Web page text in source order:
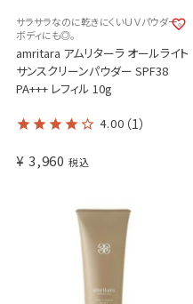
サラサラなのに乾きにくいＵＶパウダー。
ボディにも◎。
amritara アムリターラ オールライト
サンスクリーンパウダー SPF38
PA+++ レフィル 10g
4.00 （1）
¥ 3,960 税込